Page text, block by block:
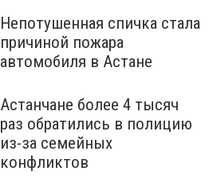
Непотушенная спичка стала
причиной пожара
автомобиля в Астане
Астанчане более 4 тысяч
раз обратились в полицию
из-за семейных
конфликтов